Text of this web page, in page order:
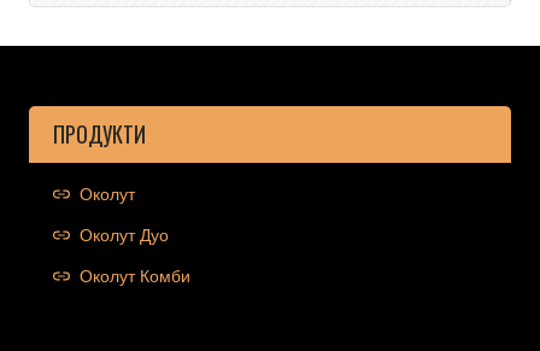
ПРОДУКТИ
Околут
Околут Дуо
Околут Комби